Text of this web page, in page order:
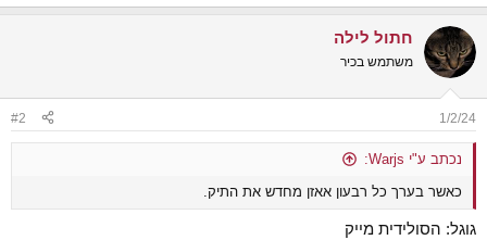
חתול לילה
משתמש בכיר
1/2/24
#2
נכתב ע"י Warjs:
כאשר בערך כל רבעון אאזן מחדש את התיק.
גוגל: הסולידית מייק